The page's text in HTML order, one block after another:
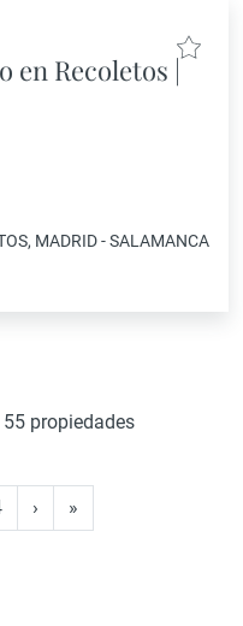
en Recoletos |
MADRID - SALAMANCA
propiedades
› »